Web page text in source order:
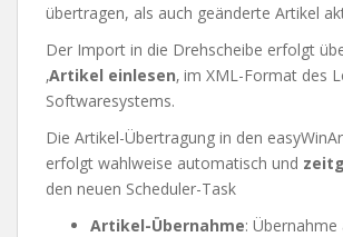
übertragen, als auch geänderte Artikel
Der Import in die Drehscheibe erfolgt
‚Artikel einlesen‚ im XML-Format des
Softwaresystems.
Die Artikel-Übertragung in den
erfolgt wahlweise automatisch und
den neuen Scheduler-Task
Artikel-Übernahme: Übernahme